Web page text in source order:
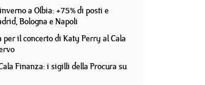
a Olbia: +75% di posti e
Bologna e Napoli
per il concerto di Katy Perry al Cala
Finanza: i sigilli della Procura su